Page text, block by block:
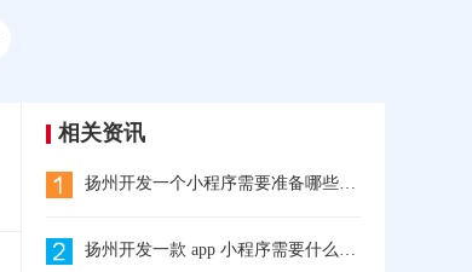
相关资讯
扬州开发一个小程序需要准备哪些东西?
扬州开发一款 app 小程序需要什么流程?